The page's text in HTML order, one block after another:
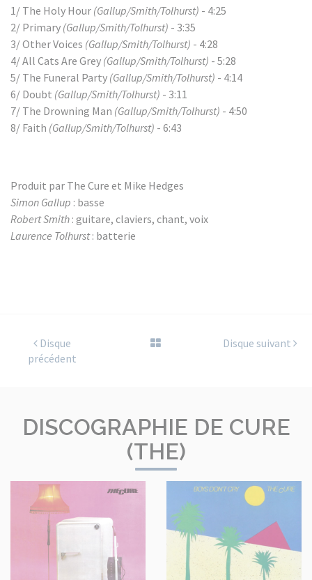
1/ The Holy Hour (Gallup/Smith/Tolhurst) - 4:25
2/ Primary (Gallup/Smith/Tolhurst) - 3:35
3/ Other Voices (Gallup/Smith/Tolhurst) - 4:28
4/ All Cats Are Grey (Gallup/Smith/Tolhurst) - 5:28
5/ The Funeral Party (Gallup/Smith/Tolhurst) - 4:14
6/ Doubt (Gallup/Smith/Tolhurst) - 3:11
7/ The Drowning Man (Gallup/Smith/Tolhurst) - 4:50
8/ Faith (Gallup/Smith/Tolhurst) - 6:43
Produit par The Cure et Mike Hedges
Simon Gallup : basse
Robert Smith : guitare, claviers, chant, voix
Laurence Tolhurst: batterie
Disque
précédent
Disque suivant
DISCOGRAPHIE DE CURE
(THE)